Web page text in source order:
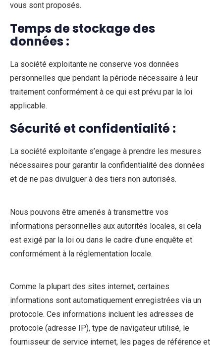
vous sont proposés.
Temps de stockage des
données :
La société exploitante ne conserve vos données
personnelles que pendant la période nécessaire à leur
traitement conformément à ce qui est prévu par la loi
applicable.
Sécurité et confidentialité :
La société exploitante s’engage à prendre les mesures
nécessaires pour garantir la confidentialité des données
et de ne pas divulguer à des tiers non autorisés.
Nous pouvons être amenés à transmettre vos
informations personnelles aux autorités locales, si cela
est exigé par la loi ou dans le cadre d’une enquête et
conformément à la réglementation locale.
Comme la plupart des sites internet, certaines
informations sont automatiquement enregistrées via un
protocole. Ces informations incluent les adresses de
protocole (adresse IP), type de navigateur utilisé, le
fournisseur de service internet, les pages de référence et